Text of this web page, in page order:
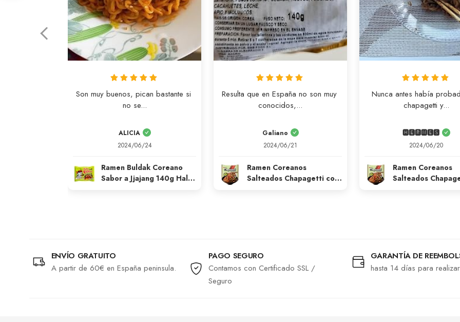
Son muy buenos, pican bastante si
no se...
ALICIA
2024/06/24
Ramen Buldak Coreano
Sabor a Jjajang 140g Halal
Resulta que en España no son muy
conocidos,...
Galiano
2024/06/21
Ramen Coreanos
Salteados Chapagetti con
Nunca antes había
chapagetti y...
🅷🅴🆁🅼🅴🆂
2024/06/20
Ramen Coreanos
Salteados
ENVÍO GRATUITO
A partir de 60€ en España peninsula.
PAGO SEGURO
Contamos con Certificado SSL /
Seguro
GARANTÍA DE
hasta 14 días para